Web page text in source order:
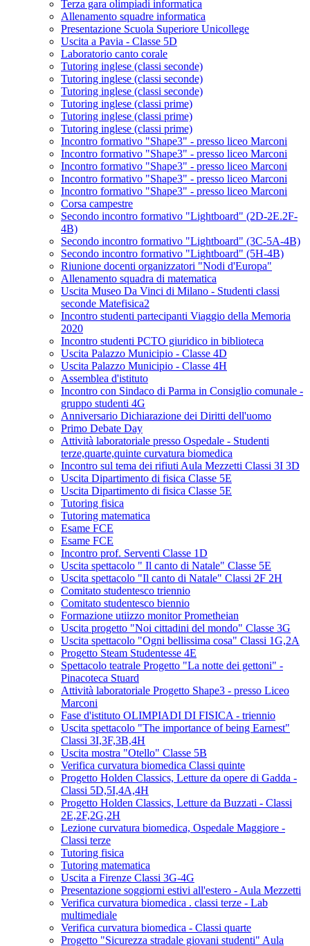
Terza gara olimpiadi informatica
Allenamento squadre informatica
Presentazione Scuola Superiore Unicollege
Uscita a Pavia - Classe 5D
Laboratorio canto corale
Tutoring inglese (classi seconde)
Tutoring inglese (classi seconde)
Tutoring inglese (classi seconde)
Tutoring inglese (classi prime)
Tutoring inglese (classi prime)
Tutoring inglese (classi prime)
Incontro formativo "Shape3" - presso liceo Marconi
Incontro formativo "Shape3" - presso liceo Marconi
Incontro formativo "Shape3" - presso liceo Marconi
Incontro formativo "Shape3" - presso liceo Marconi
Incontro formativo "Shape3" - presso liceo Marconi
Corsa campestre
Secondo incontro formativo "Lightboard" (2D-2E.2F-
4B)
Secondo incontro formativo "Lightboard" (3C-5A-4B)
Secondo incontro formativo "Lightboard" (5H-4B)
Riunione docenti organizzatori "Nodi d'Europa"
Allenamento squadra di matematica
Uscita Museo Da Vinci di Milano - Studenti classi
seconde Matefisica2
Incontro studenti partecipanti Viaggio della Memoria
2020
Incontro studenti PCTO giuridico in biblioteca
Uscita Palazzo Municipio - Classe 4D
Uscita Palazzo Municipio - Classe 4H
Assemblea d'istituto
Incontro con Sindaco di Parma in Consiglio comunale -
gruppo studenti 4G
Anniversario Dichiarazione dei Diritti dell'uomo
Primo Debate Day
Attività laboratoriale presso Ospedale - Studenti
terze,quarte,quinte curvatura biomedica
Incontro sul tema dei rifiuti Aula Mezzetti Classi 3I 3D
Uscita Dipartimento di fisica Classe 5E
Uscita Dipartimento di fisica Classe 5E
Tutoring fisica
Tutoring matematica
Esame FCE
Esame FCE
Incontro prof. Serventi Classe 1D
Uscita spettacolo " Il canto di Natale" Classe 5E
Uscita spettacolo "Il canto di Natale" Classi 2F 2H
Comitato studentesco triennio
Comitato studentesco biennio
Formazione utiizzo monitor Prometheian
Uscita progetto "Noi cittadini del mondo" Classe 3G
Uscita spettacolo "Ogni bellissima cosa" Classi 1G,2A
Progetto Steam Studentesse 4E
Spettacolo teatrale Progetto "La notte dei gettoni" -
Pinacoteca Stuard
Attività laboratoriale Progetto Shape3 - presso Liceo
Marconi
Fase d'istituto OLIMPIADI DI FISICA - triennio
Uscita spettacolo "The importance of being Earnest"
Classi 3I,3F,3B,4H
Uscita mostra "Otello" Classe 5B
Verifica curvatura biomedica Classi quinte
Progetto Holden Classics, Letture da opere di Gadda -
Classi 5D,5I,4A,4H
Progetto Holden Classics, Letture da Buzzati - Classi
2E,2F,2G,2H
Lezione curvatura biomedica, Ospedale Maggiore -
Classi terze
Tutoring fisica
Tutoring matematica
Uscita a Firenze Classi 3G-4G
Presentazione soggiorni estivi all'estero - Aula Mezzetti
Verifica curvatura biomedica . classi terze - Lab
multimediale
Verifica curvatura biomedica - Classi quarte
Progetto "Sicurezza stradale giovani studenti" Aula